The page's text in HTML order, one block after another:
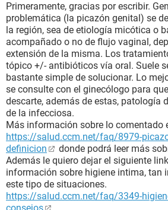
Primeramente, gracias por escribir.
problemática (la picazón genital) se
la región, sea de etiología micótica o
acompañado o no de flujo vaginal,
extensión de la misma. Los
tópico +/- antibióticos vía oral. Suele
bastante simple de solucionar. Lo
se consulte con el ginecólogo para
descarte, además de estas, patología
de la infecciosa.
Más información sobre lo comentado
https://salud.ccm.net/faq/8979-
definicion
donde podrá leer más
Además le quiero dejar el siguiente
información sobre higiene intima, tan
este tipo de situaciones.
https://salud.ccm.net/faq/3349-